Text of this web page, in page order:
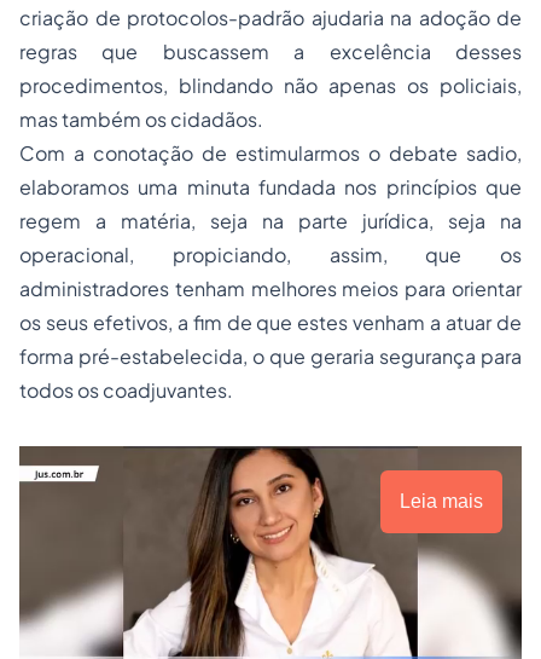
criação de protocolos-padrão ajudaria na adoção de
regras que buscassem a excelência desses
procedimentos, blindando não apenas os policiais,
mas também os cidadãos.
Com a conotação de estimularmos o debate sadio,
elaboramos uma minuta fundada nos princípios que
regem a matéria, seja na parte jurídica, seja na
operacional, propiciando, assim, que os
administradores tenham melhores meios para orientar
os seus efetivos, a fim de que estes venham a atuar de
forma pré-estabelecida, o que geraria segurança para
todos os coadjuvantes.
Leia mais